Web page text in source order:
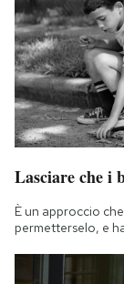
Lasciare che i
È un approccio
permetterselo, e